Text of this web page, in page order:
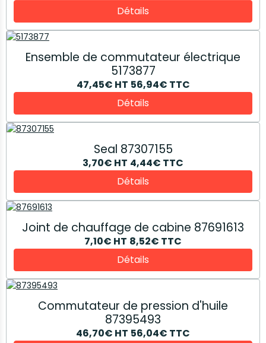
Détails
Ensemble de commutateur électrique
5173877
47,45€ HT 56,94€ TTC
Détails
Seal 87307155
3,70€ HT 4,44€ TTC
Détails
Joint de chauffage de cabine 87691613
7,10€ HT 8,52€ TTC
Détails
Commutateur de pression d'huile
87395493
46,70€ HT 56,04€ TTC